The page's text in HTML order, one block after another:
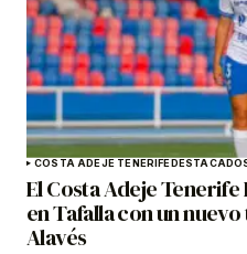
COSTA ADEJE TENERIFE
El Costa Adeje
en Tafalla con un
Alavés